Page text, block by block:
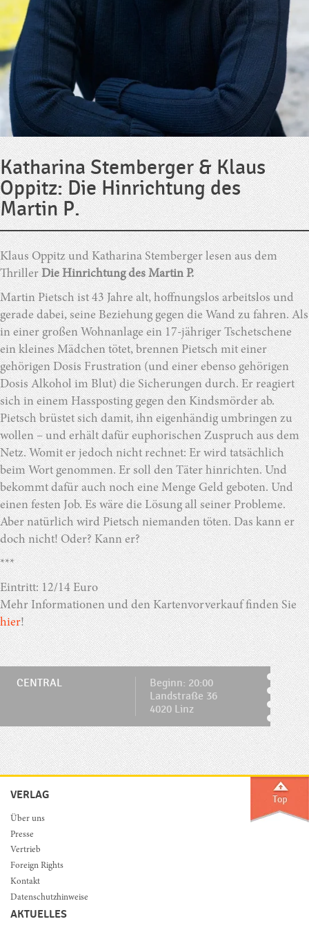
Katharina Stemberger & Klaus
Oppitz: Die Hinrichtung des
Martin P.
Klaus Oppitz und Katharina Stemberger lesen aus dem
ThrillerDie Hinrichtung des Martin P.
Martin Pietsch ist 43 Jahre alt, hoffnungslos arbeitslos und
gerade dabei, seine Beziehung gegen die Wand zu fahren. Als
in einer großen Wohnanlage ein 17-jähriger Tschetschene
ein kleines Mädchen tötet, brennen Pietsch mit einer
gehörigen Dosis Frustration (und einer ebenso gehörigen
Dosis Alkohol im Blut) die Sicherungen durch. Er reagiert
sich in einem Hassposting gegen den Kindsmörder ab.
Pietsch brüstet sich damit, ihn eigenhändig umbringen zu
wollen – und erhält dafür euphorischen Zuspruch aus dem
Netz. Womit er jedoch nicht rechnet: Er wird tatsächlich
beim Wort genommen. Er soll den Täter hinrichten. Und
bekommt dafür auch noch eine Menge Geld geboten. Und
einen festen Job. Es wäre die Lösung all seiner Probleme.
Aber natürlich wird Pietsch niemanden töten. Das kann er
doch nicht! Oder? Kann er?
***
Eintritt: 12/14 Euro
Mehr Informationen und den Kartenvorverkauf finden Sie
hier!
CENTRAL
Beginn: 20:00
Landstraße 36
4020 Linz
VERLAG
Über uns
Presse
Vertrieb
Foreign Rights
Kontakt
Datenschutzhinweise
AKTUELLES